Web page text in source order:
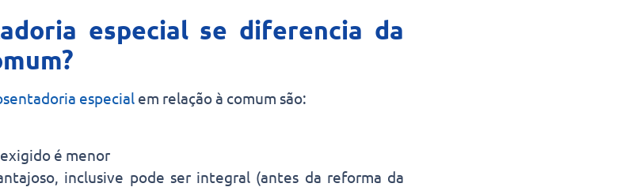
especial se diferencia da
especial em relação à comum são:
é menor
inclusive pode ser integral (antes da reforma da